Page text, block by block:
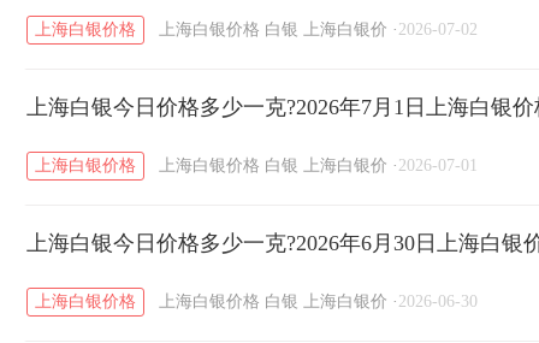
上海白银价格 上海白银价格 白银 上海白银价 · 2026-07-02
上海白银今日价格多少一克?2026年7月1日上海白银
上海白银价格 上海白银价格 白银 上海白银价 · 2026-07-01
上海白银今日价格多少一克?2026年6月30日上海白银
上海白银价格 上海白银价格 白银 上海白银价 · 2026-06-30